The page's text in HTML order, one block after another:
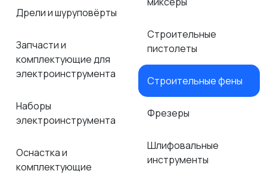
Дрели и шуруповёрты
Запчасти и
комплектующие для
электроинструмента
Наборы
электроинструмента
Оснастка и
комплектующие
Строительные
пистолеты
Строительные фены
Фрезеры
Шлифовальные
инструменты